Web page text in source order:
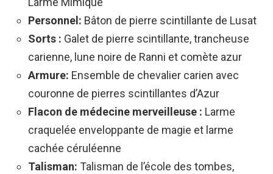
Personnel: Bâton de pierre scintillante de Lusat
Sorts : Galet de pierre scintillante, trancheuse
carienne, lune noire de Ranni et comète azur
Armure: Ensemble de chevalier carien avec
couronne de pierres scintillantes d’Azur
Flacon de médecine merveilleuse : Larme
craquelée enveloppante de magie et larme
cachée céruléenne
Talisman: Talisman de l’école des tombes,